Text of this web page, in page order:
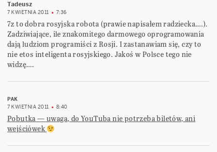
Tadeusz
7 KWIETNIA 2011 7:36
7z to dobra rosyjska robota (prawie napisałem radziecka….).
Zadziwiające, ile znakomitego darmowego oprogramowania
dają ludziom programiści z Rosji. I zastanawiam się, czy to
nie etos inteligenta rosyjskiego. Jakoś w Polsce tego nie
widzę….
PAK
7 KWIETNIA 2011
8:40
Pobutka — uwaga, do YouTuba nie potrzeba biletów, ani
wejściówek